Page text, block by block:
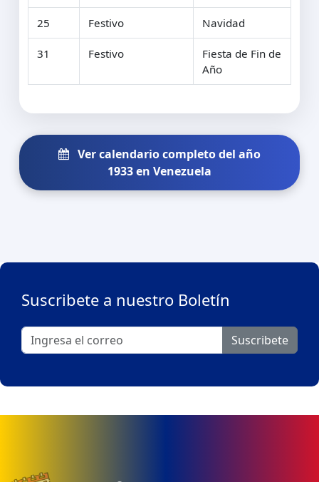
25 Festivo Navidad
31 Festivo
Fiesta de Fin de
Año
Ver calendario completo del año
1933 en Venezuela
Suscribete a nuestro Boletín
Suscribete